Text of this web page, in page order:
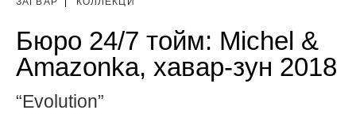
Бюро 24/7 тойм: Michel &
Amazonka, хавар-зун 2018
“Evolution”